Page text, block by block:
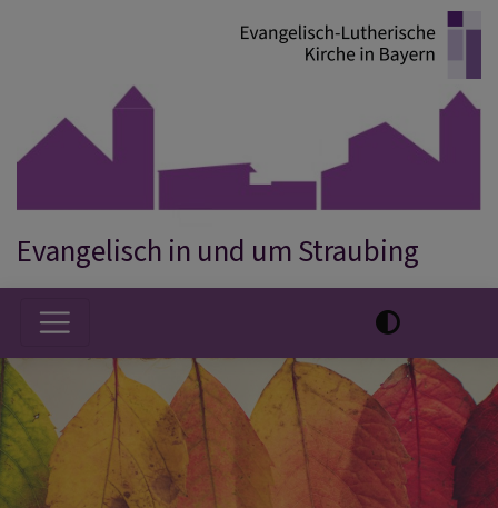
Evangelisch in und um Straubing
Hauptnavigation